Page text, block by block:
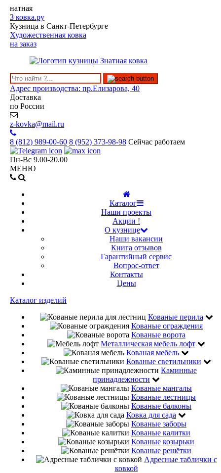
натная
З ковка.ру
Кузница в Санкт-Петербурге
Художественная ковка
на заказ
Адрес производства: пр.Елизарова, 40
Доставка
по России
z-kovka@mail.ru
8 (812) 989-00-60 8 (952) 373-98-98 Сейчас работаем
Пн-Вс 9.00-20.00
МЕНЮ
Каталог
Наши проекты
Акции !
О кузнице
Наши вакансии
Книга отзывов
Гарантийный сервис
Вопрос-ответ
Контакты
Цены
Каталог изделий
Кованые перила
Кованые ограждения
Кованые ворота
Металлическая мебель лофт
Кованая мебель
Кованые светильники
Каминные
принадлежности
Кованые мангалы
Кованые лестницы
Кованые балконы
Ковка для сада
Кованые заборы
Кованые калитки
Кованые козырьки
Кованые решётки
Адресные таблички с
ковкой